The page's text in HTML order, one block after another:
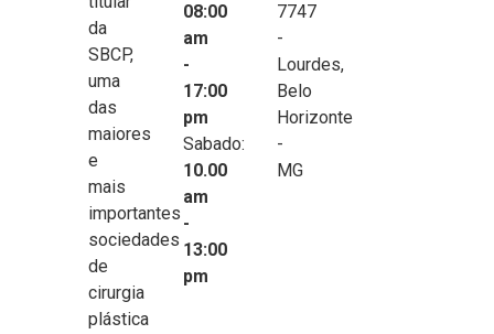
da
SBCP,
uma
das
maiores
e
mais
importantes
sociedades
de
cirurgia
plástica
08:00
am
-
17:00
pm
Sabado:
10.00
am
-
13:00
pm
7747
-
Lourdes,
Belo
Horizonte
-
MG